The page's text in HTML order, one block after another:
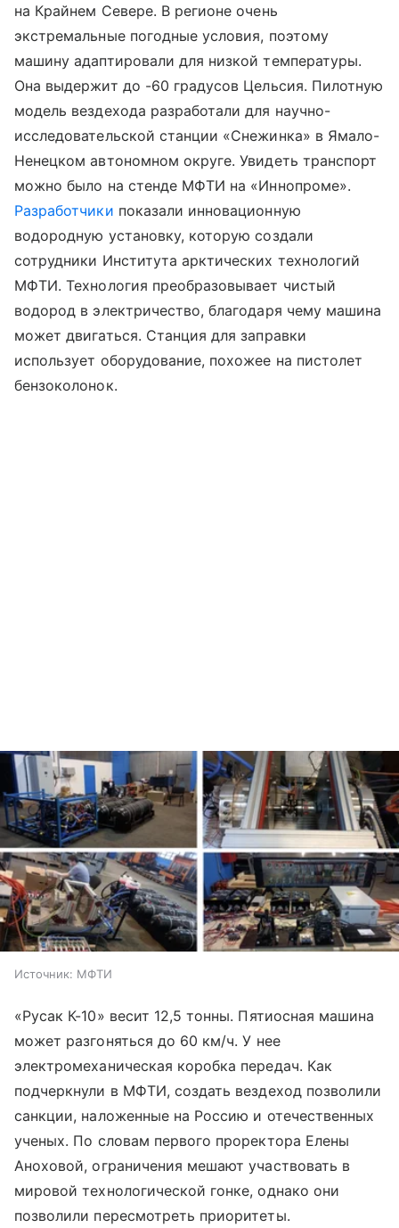
на Крайнем Севере. В регионе очень
экстремальные погодные условия, поэтому
машину адаптировали для низкой температуры.
Она выдержит до -60 градусов Цельсия. Пилотную
модель вездехода разработали для научно-
исследовательской станции «Снежинка» в Ямало-
Ненецком автономном округе. Увидеть транспорт
можно было на стенде МФТИ на «Иннопроме».
Разработчики показали инновационную
водородную установку, которую создали
сотрудники Института арктических технологий
МФТИ. Технология преобразовывает чистый
водород в электричество, благодаря чему машина
может двигаться. Станция для заправки
использует оборудование, похожее на пистолет
бензоколонок.
Источник: МФТИ
«Русак К-10» весит 12,5 тонны. Пятиосная машина
может разгоняться до 60 км/ч. У нее
электромеханическая коробка передач. Как
подчеркнули в МФТИ, создать вездеход позволили
санкции, наложенные на Россию и отечественных
ученых. По словам первого проректора Елены
Аноховой, ограничения мешают участвовать в
мировой технологической гонке, однако они
позволили пересмотреть приоритеты.